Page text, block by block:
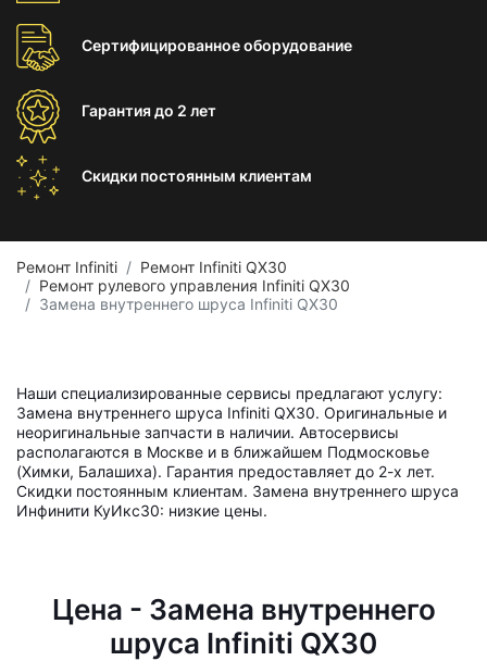
Сертифицированноеоборудование
Гарантиядо 2 лет
Скидки постоянным клиентам
Ремонт Infiniti
Ремонт Infiniti QX30
Ремонт рулевого управления Infiniti QX30
Замена внутреннего шруса Infiniti QX30
Наши специализированные сервисы предлагают услугу:
Замена внутреннего шруса Infiniti QX30. Оригинальные и
неоригинальные запчасти в наличии. Автосервисы
располагаются в Москве и в ближайшем Подмосковье
(Химки, Балашиха). Гарантия предоставляет до 2-х лет.
Скидки постоянным клиентам. Замена внутреннего шруса
Инфинити КуИкс30: низкие цены.
Цена - Замена внутреннего
шруса Infiniti QX30